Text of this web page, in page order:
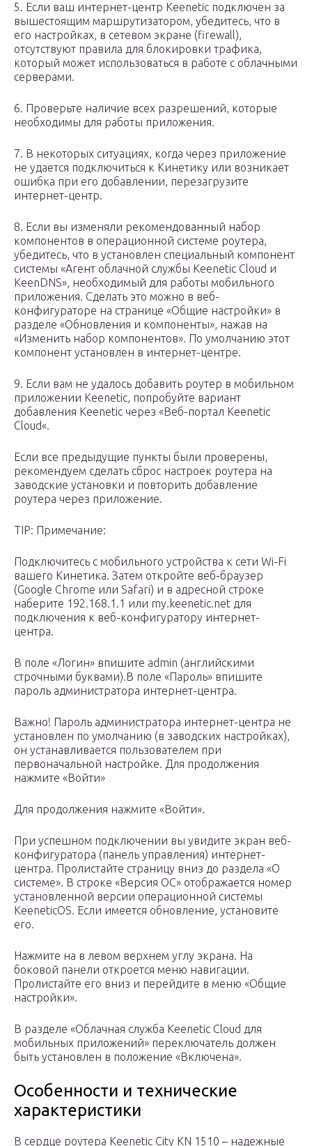
5. Если ваш интернет-центр Keenetic подключен за
вышестоящим маршрутизатором, убедитесь, что в
его настройках, в сетевом экране (firewall),
отсутствуют правила для блокировки трафика,
который может использоваться в работе с облачными
серверами.
6. Проверьте наличие всех разрешений, которые
необходимы для работы приложения.
7. В некоторых ситуациях, когда через приложение
не удается подключиться к Кинетику или возникает
ошибка при его добавлении, перезагрузите
интернет-центр.
8. Если вы изменяли рекомендованный набор
компонентов в операционной системе роутера,
убедитесь, что в установлен специальный компонент
системы «Агент облачной службы Keenetic Cloud и
KeenDNS», необходимый для работы мобильного
приложения. Сделать это можно в веб-
конфигураторе на странице «Общие настройки» в
разделе «Обновления и компоненты», нажав на
«Изменить набор компонентов». По умолчанию этот
компонент установлен в интернет-центре.
9. Если вам не удалось добавить роутер в мобильном
приложении Keenetic, попробуйте вариант
добавления Keenetic через «Веб-портал Keenetic
Cloud«.
Если все предыдущие пункты были проверены,
рекомендуем сделать сброс настроек роутера на
заводские установки и повторить добавление
роутера через приложение.
TIP: Примечание:
Подключитесь с мобильного устройства к сети Wi-Fi
вашего Кинетика. Затем откройте веб-браузер
(Google Chrome или Safari) и в адресной строке
наберите 192.168.1.1 или my.keenetic.net для
подключения к веб-конфигуратору интернет-
центра.
В поле «Логин» впишите admin (английскими
строчными буквами).В поле «Пароль» впишите
пароль администратора интернет-центра.
Важно! Пароль администратора интернет-центра не
установлен по умолчанию (в заводских настройках),
он устанавливается пользователем при
первоначальной настройке. Для продолжения
нажмите «Войти»
Для продолжения нажмите «Войти».
При успешном подключении вы увидите экран веб-
конфигуратора (панель управления) интернет-
центра. Пролистайте страницу вниз до раздела «О
системе». В строке «Версия ОС» отображается номер
установленной версии операционной системы
KeeneticOS. Если имеется обновление, установите
его.
Нажмите на в левом верхнем углу экрана. На
боковой панели откроется меню навигации.
Пролистайте его вниз и перейдите в меню «Общие
настройки».
В разделе «Облачная служба Keenetic Cloud для
мобильных приложений» переключатель должен
быть установлен в положение «Включена».
Особенности и технические
характеристики
В сердце роутера Keenetic City KN 1510 – надежные